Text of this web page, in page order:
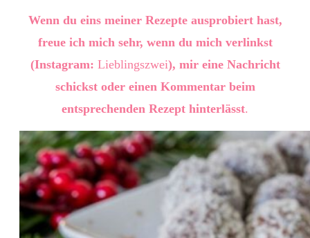
Wenn du eins meiner Rezepte ausprobiert hast,
freue ich mich sehr, wenn du mich verlinkst
(Instagram: Lieblingszwei), mir eine Nachricht
schickst oder einen Kommentar beim
entsprechenden Rezept hinterlässt.